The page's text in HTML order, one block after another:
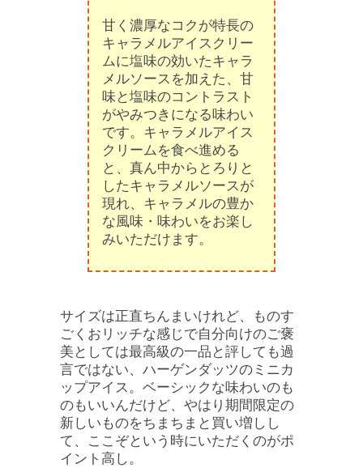
甘く濃厚なコクが特長の
キャラメルアイスクリー
ムに塩味の効いたキャラ
メルソースを加えた、甘
味と塩味のコントラスト
がやみつきになる味わい
です。キャラメルアイス
クリームを食べ進める
と、真ん中からとろりと
したキャラメルソースが
現れ、キャラメルの豊か
な風味・味わいをお楽し
みいただけます。
サイズは正直ちんまいけれど、ものす
ごくおリッチな感じで自分向けのご褒
美としては最高級の一品と評しても過
言ではない、ハーゲンダッツのミニカ
ップアイス。ベーシックな味わいのも
のもいいんだけど、やはり期間限定の
新しいものをちまちまと買い増しし
て、ここぞという時にいただくのがポ
イント高し。